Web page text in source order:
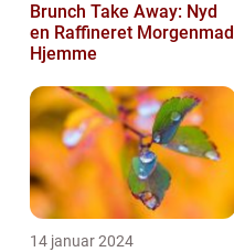
Brunch Take Away: Nyd
en Raffineret Morgenmad
Hjemme
14 januar 2024